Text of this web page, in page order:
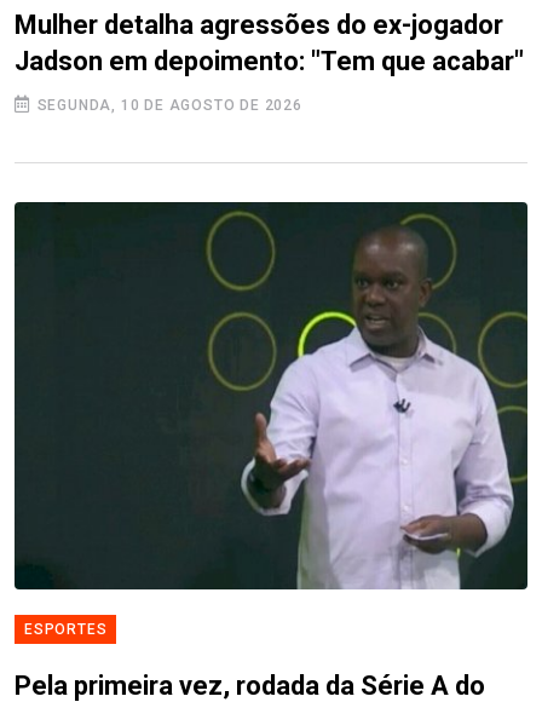
Mulher detalha agressões do ex-jogador
Jadson em depoimento: "Tem que acabar"
SEGUNDA, 10 DE AGOSTO DE 2026
ESPORTES
Pela primeira vez, rodada da Série A do